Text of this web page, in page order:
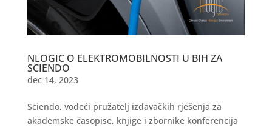
NLOGIC O ELEKTROMOBILNOSTI U BIH ZA
SCIENDO
dec 14, 2023
Sciendo, vodeći pružatelj izdavačkih rješenja za
akademske časopise, knjige i zbornike konferencija